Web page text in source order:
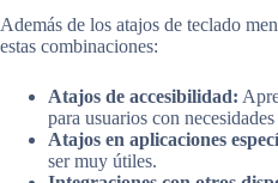
Además de los atajos de teclado
estas combinaciones:
Atajos de accesibilidad:
para usuarios con necesidades
Atajos en aplicaciones
ser muy útiles.